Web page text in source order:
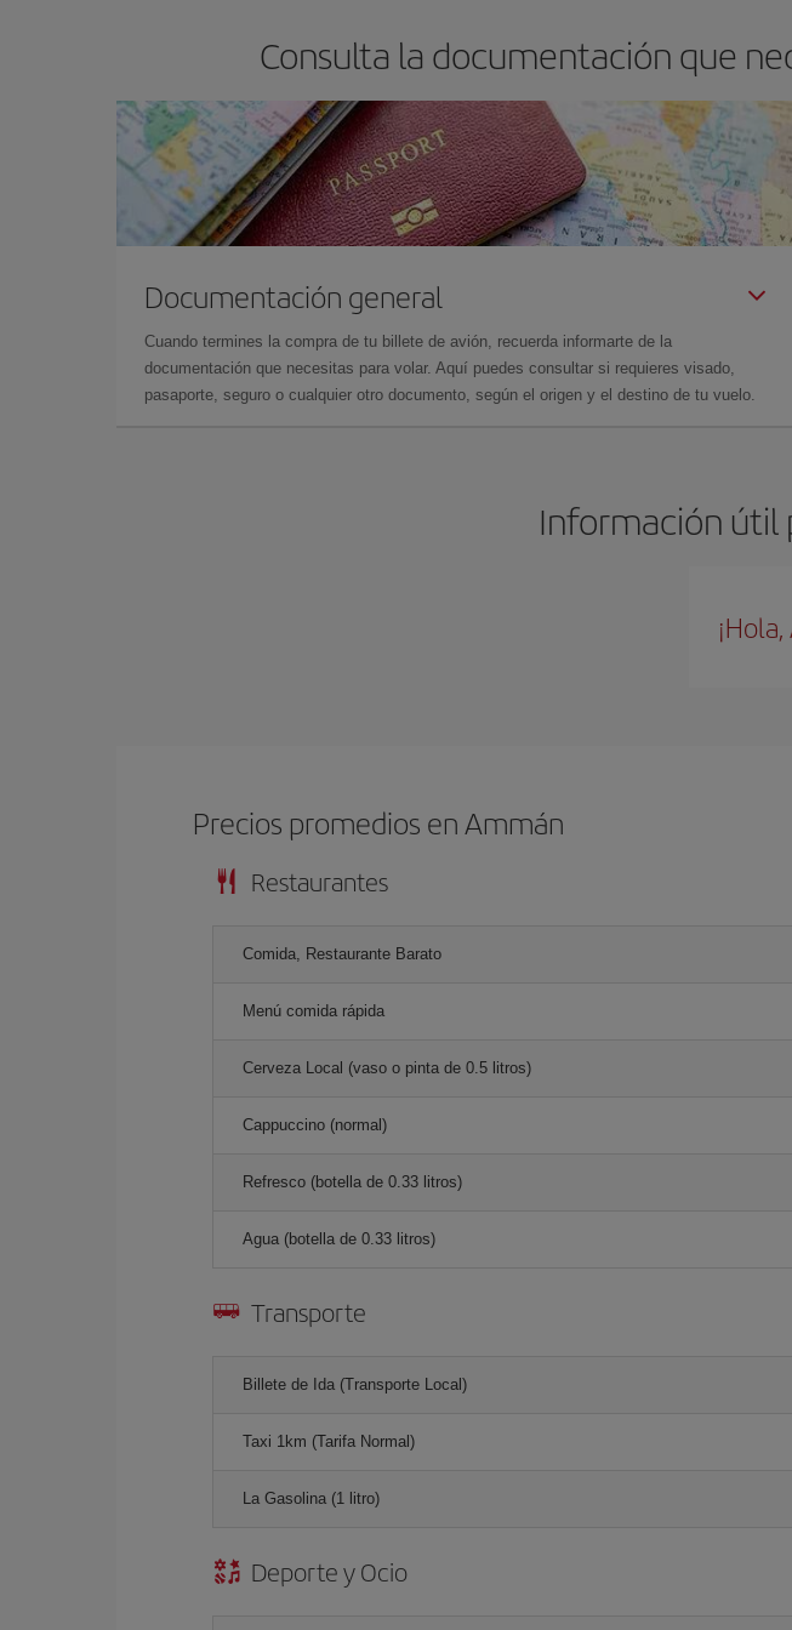
Consulta la documentación que
Documentación general
Cuando termines la compra de tu billete de avión, recuerda informarte de la
documentación que necesitas para volar. Aquí puedes consultar si requieres visado,
pasaporte, seguro o cualquier otro documento, según el origen y el destino de tu vuelo.
Información útil
Precios promedios en Ammán
Restaurantes
Comida, Restaurante Barato
Menú comida rápida
Cerveza Local (vaso o pinta de 0.5 litros)
Cappuccino (normal)
Refresco (botella de 0.33 litros)
Agua (botella de 0.33 litros)
Transporte
Billete de Ida (Transporte Local)
Taxi 1km (Tarifa Normal)
La Gasolina (1 litro)
Deporte y Ocio